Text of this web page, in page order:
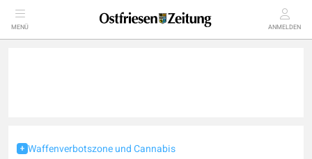
MENÜ ANMELDEN
Waffenverbotszone und Cannabis